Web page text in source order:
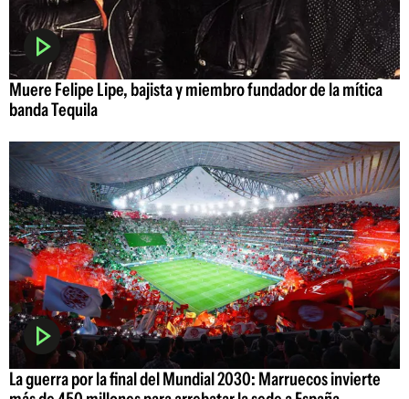
Muere Felipe Lipe, bajista y miembro fundador de la mítica
banda Tequila
La guerra por la final del Mundial 2030: Marruecos invierte